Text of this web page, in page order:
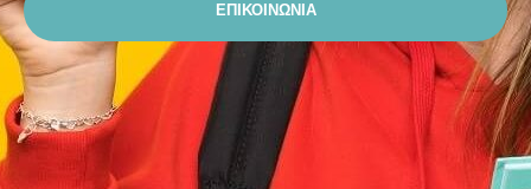
ΕΠΙΚΟΙΝΩΝΙΑ